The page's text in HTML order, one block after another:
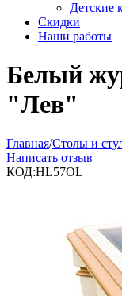
Детские
Скидки
Наши работы
Белый
"Лев"
Главная/Столы и
Написать отзыв
КОД:HL57OL